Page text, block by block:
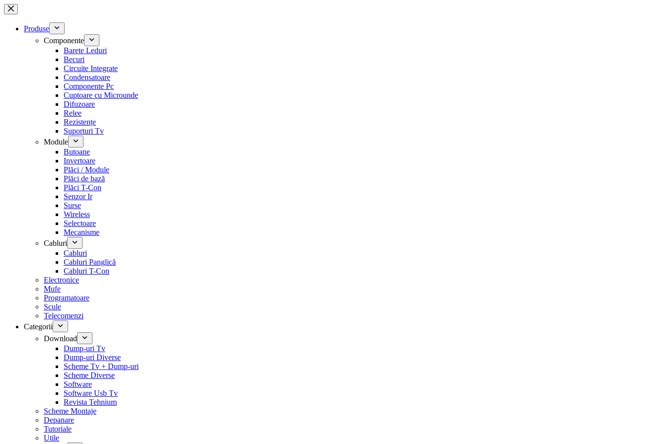
Sari
la
conținutProduse
Componente
Barete Leduri
Becuri
Circuite Integrate
Condensatoare
Componente Pc
Cuptoare cu Microunde
Difuzoare
Relee
Rezistențe
Suporturi Tv
Module
Butoane
Invertoare
Plăci / Module
Plăci de bază
Plăci T-Con
Senzor Ir
Surse
Wireless
Selectoare
Mecanisme
Cabluri
Cabluri
Cabluri Panglică
Cabluri T-Con
Electronice
Mufe
Programatoare
Scule
Telecomenzi
Categorii
Download
Dump-uri Tv
Dump-uri Diverse
Scheme Tv + Dump-uri
Scheme Diverse
Software
Software Usb Tv
Revista Tehnium
Scheme Montaje
Depanare
Tutoriale
Utile